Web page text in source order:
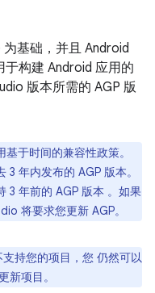
基础，并且 Android
构建 Android 应用的
版本所需的 AGP 版
于时间的兼容性政策。
年内发布的 AGP 版本。
3 年前的 AGP 版本 。如果
将要求您更新 AGP。
持您的项目，您 仍然可以
新项目。